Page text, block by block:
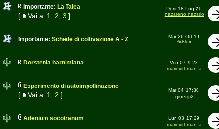
Importante: La Talea
[ Vai a: 1 2 3 ]
Dom 18 Lug 21
nazareno nazario
Importante: Schede di coltivazione A - Z
Mar 26 Ott 10
fabius
Dorstenia barnimiana Ven 07 9:23
mariovitt.manca
Esperimento di autoimpollinazione
[ Vai a: 1 2 ]
Mar 04 17:30
gioetgi2
Adenium socotranum Lun 03 17:29
mariovitt.manca